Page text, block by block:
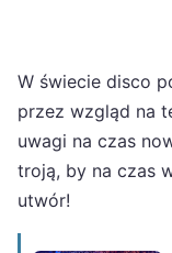
W świecie disco
przez wzgląd na
uwagi na czas
troją, by na czas
utwór!